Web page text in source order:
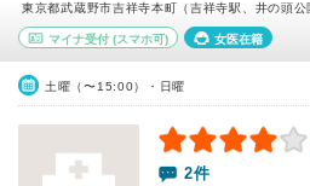
東京都武蔵野市吉祥寺本町（吉祥寺駅、井の頭公
マイナ受付 (スマホ可) 女医在籍
土曜（〜15:00）・日曜
2件